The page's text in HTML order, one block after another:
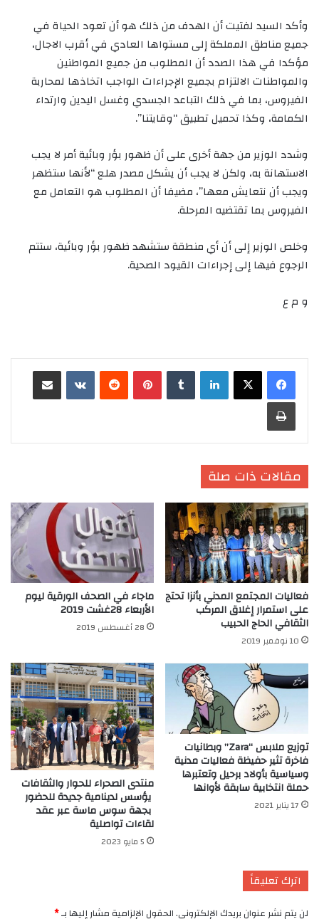
وأكد السيد لفتيت أن الهدف من ذلك هو أن تعود الحياة في
جميع مناطق المملكة إلى مستواها العادي في أقرب الاجال،
مؤكدا في هذا الصدد أن المطلوب من جميع المواطنين
والمواطنات الالتزام بجميع الإجراءات الواجب اتخاذها لمحاربة
الفيروس، بما في ذلك التباعد الجسدي وغسل اليدين وارتداء
الكمامة، وكذا تحميل تطبيق “وقايتنا”.
وشدد الوزير من جهة أخرى على أن ظهور بؤر وبائية أمر لا يجب
الاستهانة به، ولكن لا يجب أن يشكل مصدر هلع “لأنها ستظهر
ويجب أن نتعايش معها”، مضيفا أن المطلوب هو التعامل مع
الفيروس بما تقتضيه المرحلة.
وخلص الوزير إلى أن أي منطقة ستشهد ظهور بؤر وبائية، ستتم
الرجوع فيها إلى إجراءات القيود الصحية.
و م ع
لينكدإن بينتيريست
طباعة
مقالات ذات صلة
فعاليات المجتمع المدني بأنزا تحتج
على استمرار إغلاق المركب
الثقافي الحاج الحبيب
10 نوفمبر 2019
ماجاء في الصحف الورقية ليوم
الأربعاء 28غشت 2019
28 أغسطس 2019
توزيع ملابس “Zara” وبطانيات
فاخرة تثير حفيظة فعاليات مدنية
وسياسية بأولاد برحيل وتعتبرها
حملة انتخابية سابقة لأوانها
17 يناير 2021
منتدى الصحراء للحوار والثقافات
يؤسس لدينامية جديدة للحضور
بجهة سوس ماسة عبر عقد
لقاءات تواصلية
5 مايو 2023
اترك تعليقاً
لن يتم نشر عنوان بريدك الإلكتروني.الحقول الإلزامية مشار إليها بـ*